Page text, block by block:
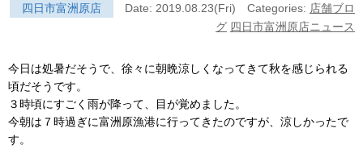
四日市富洲原店 Date: 2019.08.23(Fri) Categories: 店舗ブロ
グ 四日市富洲原店ニュース
今日は処暑だそうで、徐々に朝晩涼しくなってきて秋を感じられる
頃だそうです。
３時頃にすごく雨が降って、目が覚めました。
今朝は７時過ぎに富洲原漁港に行ってきたのですが、涼しかったで
す。